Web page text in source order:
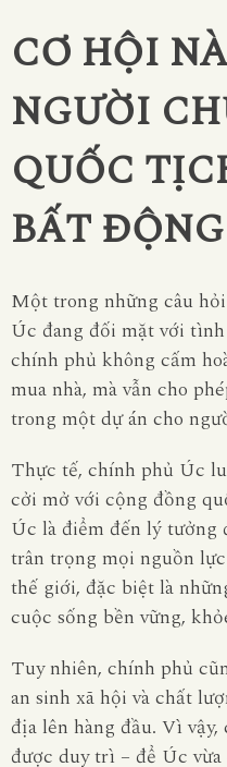
CƠ HỘI
NGƯỜI
QUỐC
BẤT
Một trong những câu
Úc đang đối mặt với
chính phủ không cấm
mua nhà, mà vẫn cho
trong một dự án cho
Thực tế, chính phủ Úc
cởi mở với cộng đồng
Úc là điểm đến lý tưởng
trân trọng mọi nguồn
thế giới, đặc biệt là
cuộc sống bền vững,
Tuy nhiên, chính phủ
an sinh xã hội và chất
địa lên hàng đầu. Vì
được duy trì – để Úc